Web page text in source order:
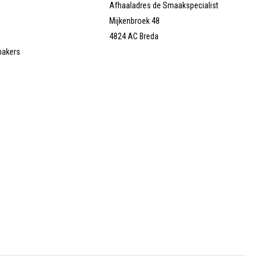
Afhaaladres de Smaakspecialist
Mijkenbroek 48
4824 AC Breda